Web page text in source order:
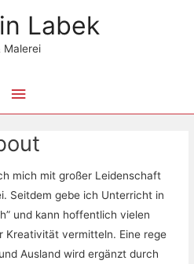
Labek
Malerei
Hauptmenü
mich mit großer Leidenschaft
Seitdem gebe ich Unterricht in
und kann hoffentlich vielen
Kreativität vermitteln. Eine rege
Ausland wird ergänzt durch